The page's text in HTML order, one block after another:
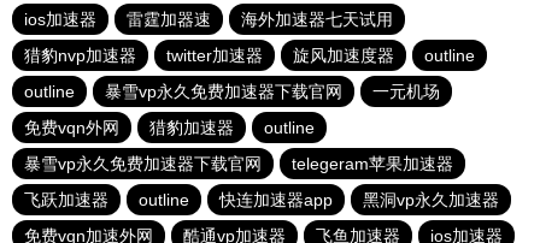
ios加速器
雷霆加器速
海外加速器七天试用
猎豹nvp加速器
twitter加速器 旋风加速度器
outline
outline
暴雪vp永久免费加速器下载官网
一元机场
免费vqn外网
猎豹加速器
outline
暴雪vp永久免费加速器下载官网
telegeram苹果加速器
飞跃加速器
outline 快连加速器app
黑洞vp永久加速器
免费vqn加速外网
酷通vp加速器 飞鱼加速器 ios加速器